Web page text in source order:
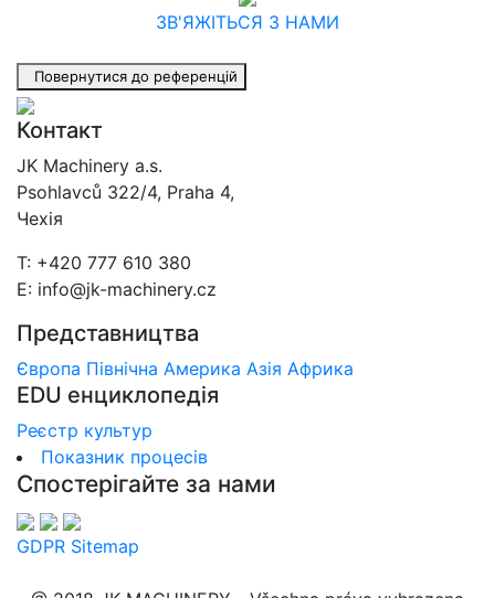
ЗВ'ЯЖІТЬСЯ З НАМИ
Повернутися до референцій
Контакт
JK Machinery a.s.
Psohlavců 322/4, Praha 4,
Чехія
T: +420 777 610 380
E: info@jk-machinery.cz
Представництва
Європа Північна Америка Азія Африка
EDU енциклопедія
Реєстр культур
Показник процесів
Спостерігайте за нами
GDPR Sitemap